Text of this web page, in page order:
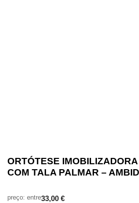
ORTÓTESE
COM TALA PALMAR –
33,00 €